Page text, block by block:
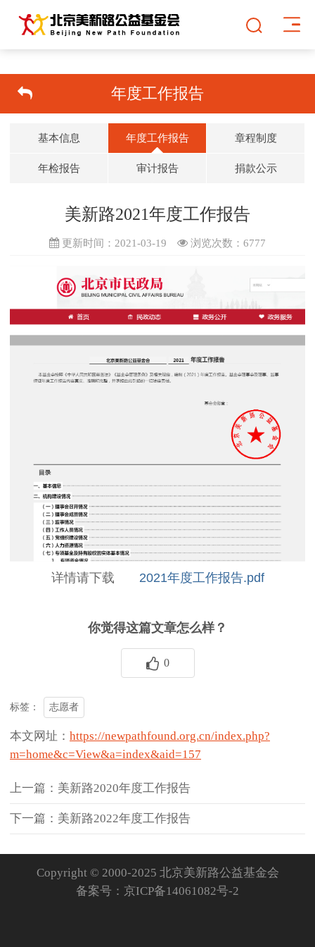
年度工作报告
基本信息 年度工作报告 章程制度
年检报告 审计报告 捐款公示
美新路2021年度工作报告
更新时间：2021-03-19 浏览次数： 6777
详情请下载 2021年度工作报告.pdf
你觉得这篇文章怎么样？
0
标签： 志愿者
本文网址： https://newpathfound.org.cn/index.php?
m=home&c=View&a=index&aid=157
上一篇：美新路2020年度工作报告
下一篇：美新路2022年度工作报告
Copyright © 2000-2025 北京美新路公益基金会
备案号： 京ICP备14061082号-2